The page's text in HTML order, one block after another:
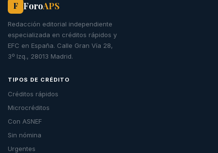
F ForoAPS
Redacción editorial independiente
especializada en créditos rápidos y
EFC en España. Calle Gran Vía 28,
3º Izq., 28013 Madrid.
TIPOS DE CRÉDITO
Créditos rápidos
Microcréditos
Con ASNEF
Sin nómina
Urgentes